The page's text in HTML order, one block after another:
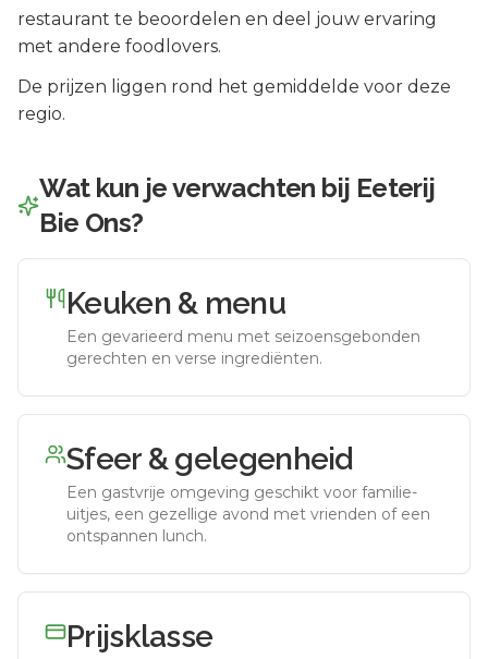
restaurant te beoordelen en deel jouw ervaring
met andere foodlovers.
De prijzen liggen rond het gemiddelde voor deze
regio.
Wat kun je verwachten bij Eeterij
Bie Ons?
Keuken & menu
Een gevarieerd menu met seizoensgebonden
gerechten en verse ingrediënten.
Sfeer & gelegenheid
Een gastvrije omgeving geschikt voor familie-
uitjes, een gezellige avond met vrienden of een
ontspannen lunch.
Prijsklasse